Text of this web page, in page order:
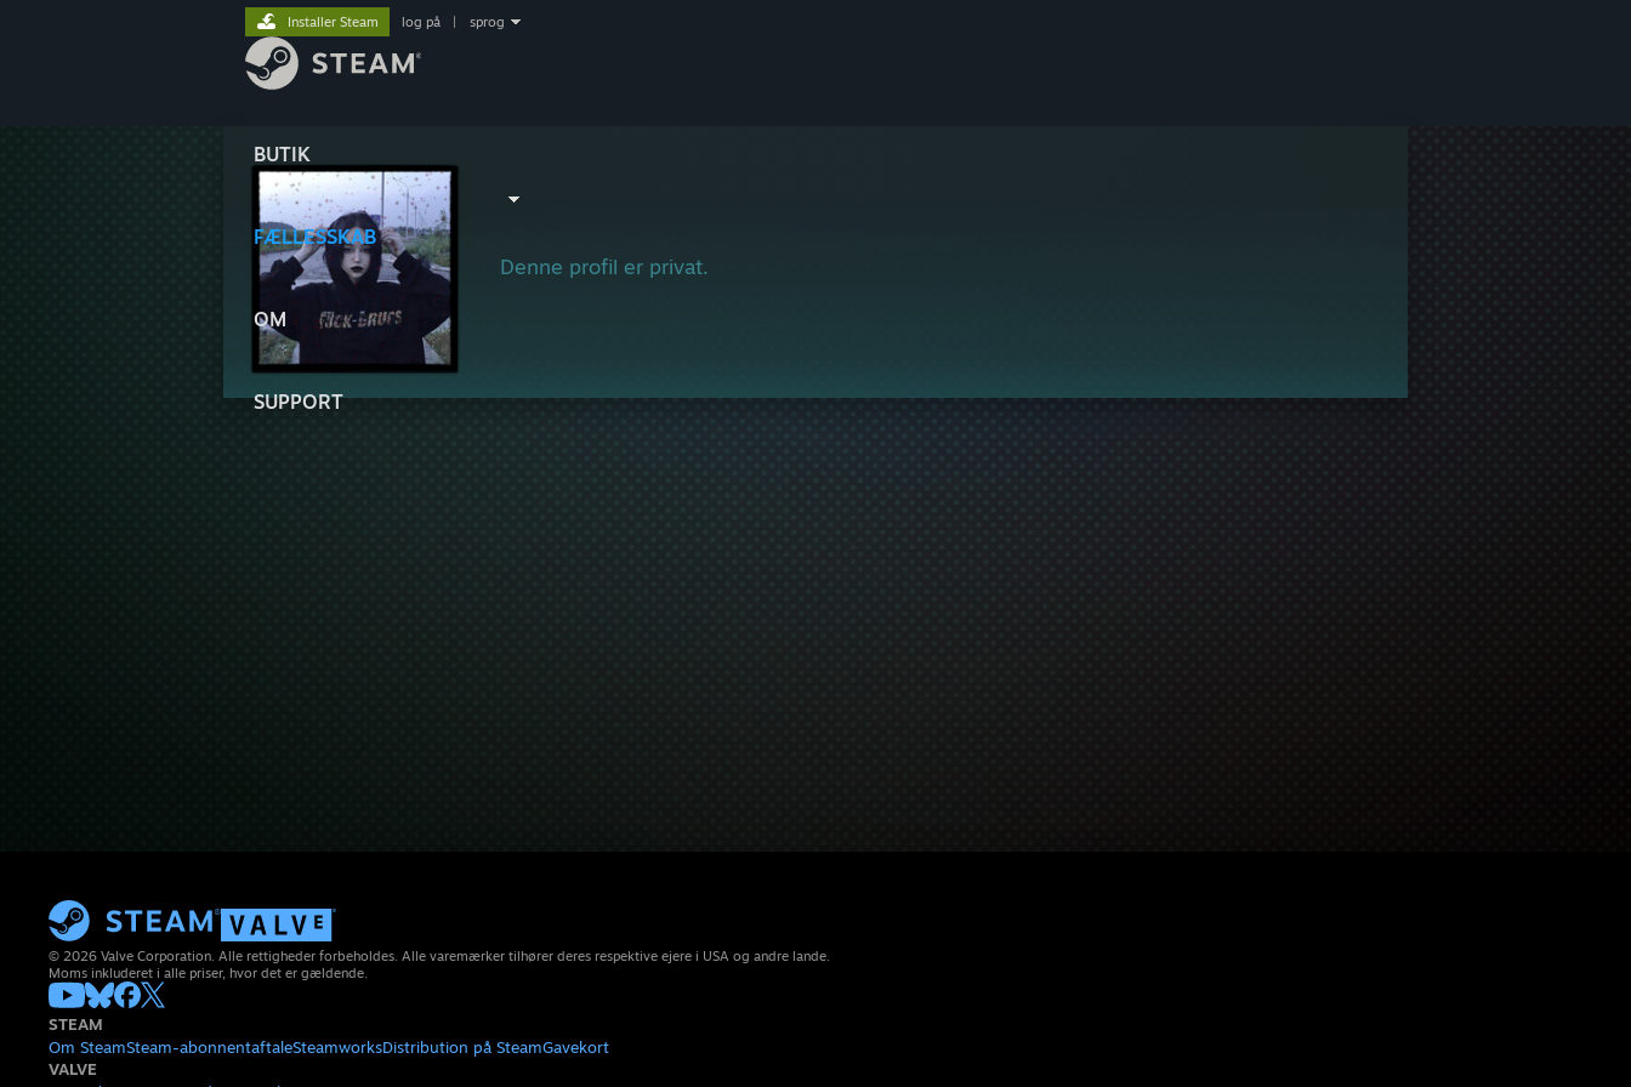
BUTIK
FÆLLESSKAB
OM
SUPPORT
Installer Steam log på sprog
Denne profil er privat.
© 2026 Valve Corporation. Alle rettigheder forbeholdes. Alle varemærker tilhører deres respektive ejere i USA og andre lande.
Moms inkluderet i alle priser, hvor det er gældende.
STEAM
Om SteamSteam-abonnentaftaleSteamworksDistribution på SteamGavekort
VALVE